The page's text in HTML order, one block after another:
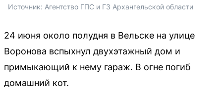
Источник: Агентство ГПС и ГЗ Архангельской области
24 июня около полудня в Вельске на улице
Воронова вспыхнул двухэтажный дом и
примыкающий к нему гараж. В огне погиб
домашний кот.